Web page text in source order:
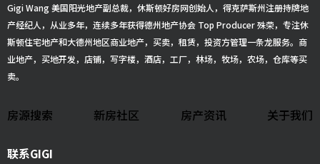
Gigi Wang 美国阳光地产副总裁，休斯顿好房网创始人，得克萨斯州注册持牌地
产经纪人，从业多年，连续多年获得德州地产协会 Top Producer 殊荣，专注休
斯顿住宅地产和大德州地区商业地产，买卖，租赁，投资方管理一条龙服务。商
业地产，买地开发，店铺，写字楼，酒店，工厂，林场，牧场，农场，仓库等买
卖。
房源搜索 新房社区 房产资讯 关于我们
联系GIGI